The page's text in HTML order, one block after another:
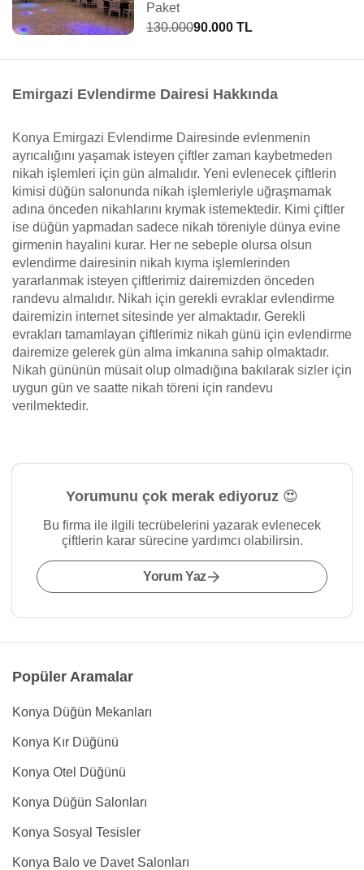
Paket
130.00090.000 TL
Emirgazi Evlendirme Dairesi Hakkında
Konya Emirgazi Evlendirme Dairesinde evlenmenin
ayrıcalığını yaşamak isteyen çiftler zaman kaybetmeden
nikah işlemleri için gün almalıdır. Yeni evlenecek çiftlerin
kimisi düğün salonunda nikah işlemleriyle uğraşmamak
adına önceden nikahlarını kıymak istemektedir. Kimi çiftler
ise düğün yapmadan sadece nikah töreniyle dünya evine
girmenin hayalini kurar. Her ne sebeple olursa olsun
evlendirme dairesinin nikah kıyma işlemlerinden
yararlanmak isteyen çiftlerimiz dairemizden önceden
randevu almalıdır. Nikah için gerekli evraklar evlendirme
dairemizin internet sitesinde yer almaktadır. Gerekli
evrakları tamamlayan çiftlerimiz nikah günü için evlendirme
dairemize gelerek gün alma imkanına sahip olmaktadır.
Nikah gününün müsait olup olmadığına bakılarak sizler için
uygun gün ve saatte nikah töreni için randevu
verilmektedir.
Yorumunu çok merak ediyoruz 😍
Bu firma ile ilgili tecrübelerini yazarak evlenecek
çiftlerin karar sürecine yardımcı olabilirsin.
Yorum Yaz
Popüler Aramalar
Konya Düğün Mekanları
Konya Kır Düğünü
Konya Otel Düğünü
Konya Düğün Salonları
Konya Sosyal Tesisler
Konya Balo ve Davet Salonları